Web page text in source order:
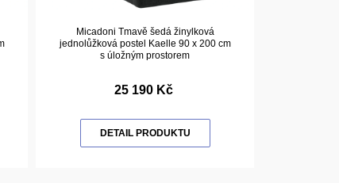
Micadoni Tmavě šedá žinylková
jednolůžková postel Kaelle 90 x 200 cm
s úložným prostorem
25 190 Kč
DETAIL PRODUKTU